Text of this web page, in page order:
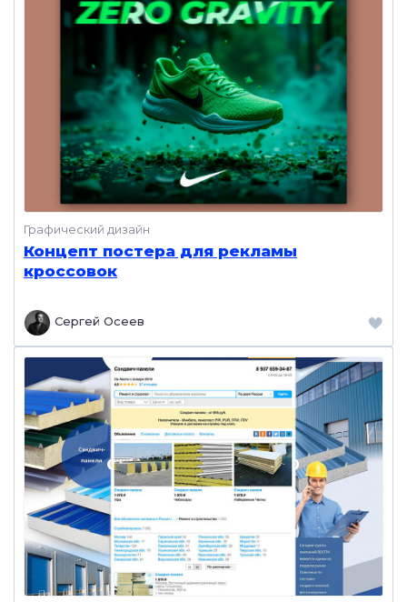
Графический дизайн
Концепт постера для рекламы
кроссовок
Сергей Осеев